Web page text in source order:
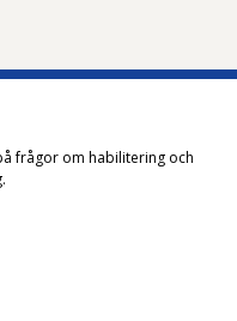
frågor om habilitering och